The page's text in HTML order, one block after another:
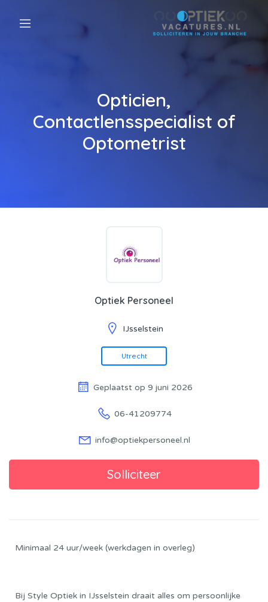
Opticien,
Contactlensspecialist of
Optometrist
Optiek Personeel
IJsselstein
Utrecht
Geplaatst op 9 juni 2026
06-41209774
info@optiekpersoneel.nl
Minimaal 24 uur/week (werkdagen in overleg)
Bij Style Optiek in IJsselstein draait alles om persoonlijke